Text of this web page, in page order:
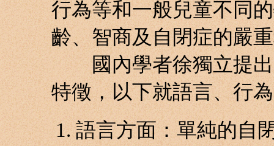
行為等和一般兒童不同
齡、智商及自閉症的嚴
國內學者徐獨立提出
特徵，以下就語言、行
語言方面：單純的自